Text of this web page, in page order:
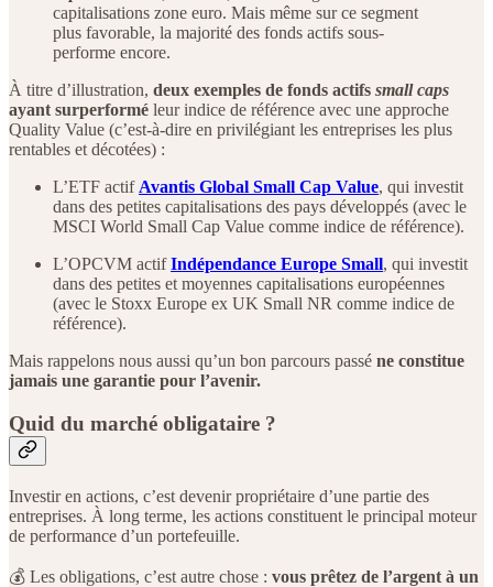
capitalisations zone euro. Mais même sur ce segment
plus favorable, la majorité des fonds actifs sous-
performe encore.
À titre d’illustration, deux exemples de fonds actifs small caps
ayant surperformé leur indice de référence avec une approche
Quality Value (c’est-à-dire en privilégiant les entreprises les plus
rentables et décotées) :
L’ETF actif Avantis Global Small Cap Value, qui investit
dans des petites capitalisations des pays développés (avec le
MSCI World Small Cap Value comme indice de référence).
L’OPCVM actifIndépendance Europe Small, qui investit
dans des petites et moyennes capitalisations européennes
(avec le Stoxx Europe ex UK Small NR comme indice de
référence).
Mais rappelons nous aussi qu’un bon parcours passé ne constitue
jamais une garantie pour l’avenir.
Quid du marché obligataire ?
Investir en actions, c’est devenir propriétaire d’une partie des
entreprises. À long terme, les actions constituent le principal moteur
de performance d’un portefeuille.
💰 Les obligations, c’est autre chose : vous prêtez de l’argent à un